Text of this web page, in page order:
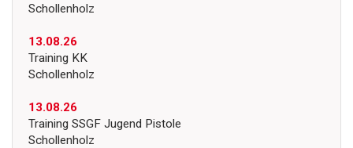
Schollenholz
13.08.26
Training KK
Schollenholz
13.08.26
Training SSGF Jugend Pistole
Schollenholz